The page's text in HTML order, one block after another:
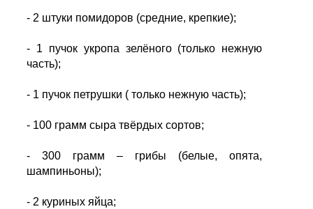
- 2 штуки помидоров (средние, крепкие);
- 1 пучок укропа зелёного (только нежную
часть);
- 1 пучок петрушки ( только нежную часть);
- 100 грамм сыра твёрдых сортов;
- 300 грамм – грибы (белые, опята,
шампиньоны);
- 2 куриных яйца;